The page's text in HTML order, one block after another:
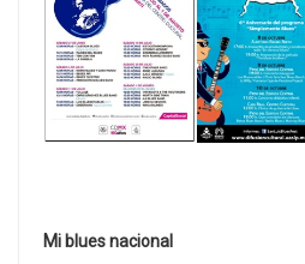
Mi blues nacional